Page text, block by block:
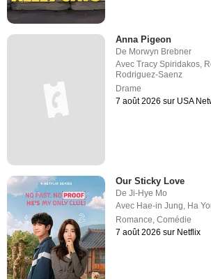
Anna Pigeon
De Morwyn Brebner
AvecTracy Spiridakos,
Rodriguez-Saenz
Drame
7 août 2026 sur USA
Our Sticky Love
DeJi-Hye Mo
Avec Hae-in Jung, Ha
Romance,Comédie
7 août 2026 sur Netflix